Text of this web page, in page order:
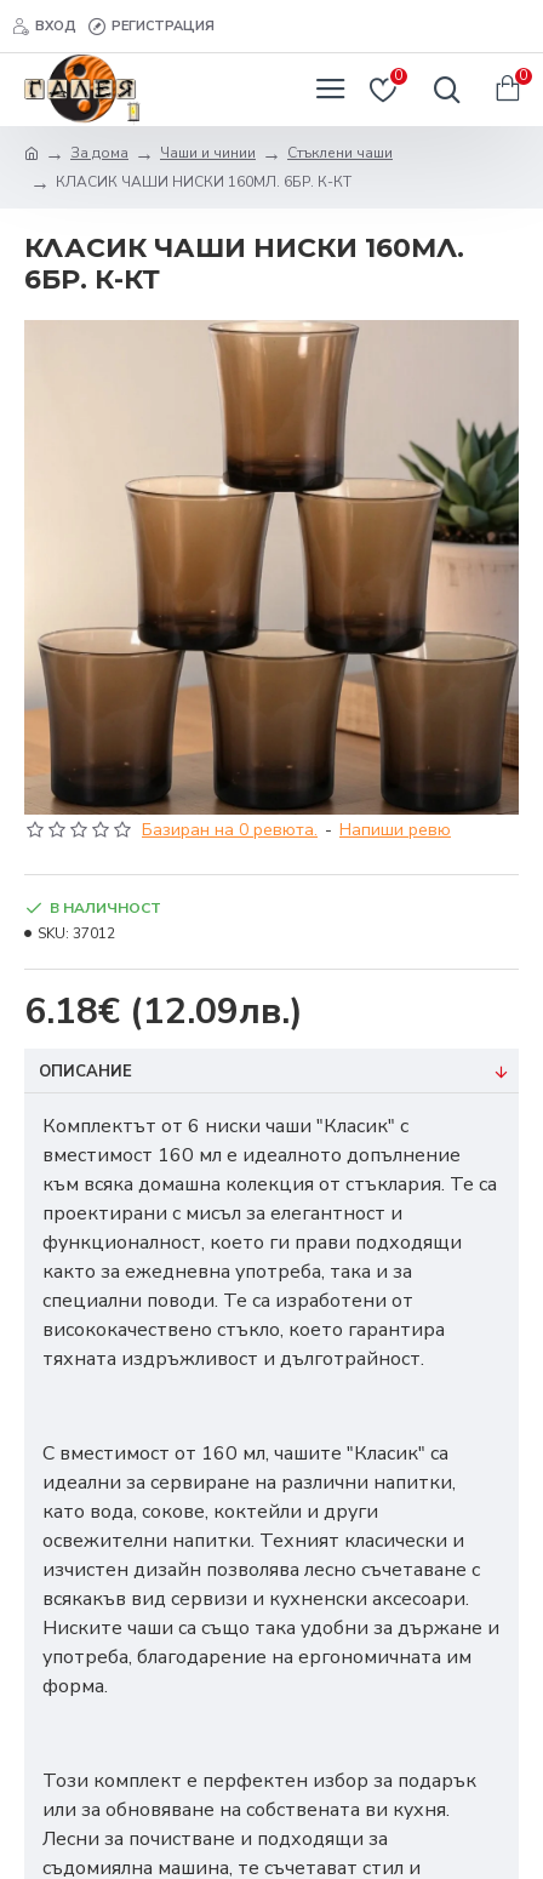
ВХОД РЕГИСТРАЦИЯ
0 0
За дома Чаши и чинии
Стъклени чаши
КЛАСИК ЧАШИ НИСКИ 160МЛ. 6БР. К-КТ
КЛАСИК ЧАШИ НИСКИ 160МЛ.
6БР. К-КТ
Базиран на 0 ревюта. - Напиши ревю
6.18€ (12.09лв.)
В НАЛИЧНОСТ
SKU: 37012
ОПИСАНИЕ
Комплектът от 6 ниски чаши "Класик" с
вместимост 160 мл е идеалното допълнение
към всяка домашна колекция от стъклария. Те са
проектирани с мисъл за елегантност и
функционалност, което ги прави подходящи
както за ежедневна употреба, така и за
специални поводи. Те са изработени от
висококачествено стъкло, което гарантира
тяхната издръжливост и дълготрайност.
С вместимост от 160 мл, чашите "Класик" са
идеални за сервиране на различни напитки,
като вода, сокове, коктейли и други
освежителни напитки. Техният класически и
изчистен дизайн позволява лесно съчетаване с
всякакъв вид сервизи и кухненски аксесоари.
Ниските чаши са също така удобни за държане и
употреба, благодарение на ергономичната им
форма.
Този комплект е перфектен избор за подарък
или за обновяване на собствената ви кухня.
Лесни за почистване и подходящи за
съдомиялна машина, те съчетават стил и